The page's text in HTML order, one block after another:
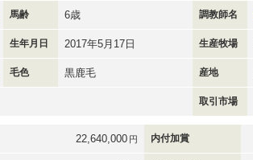
馬齢 6歳 調教師名
生年月日 2017年5月17日 生産牧場
毛色 黒鹿毛 産地
取引市場
22,640,000 円 内付加賞